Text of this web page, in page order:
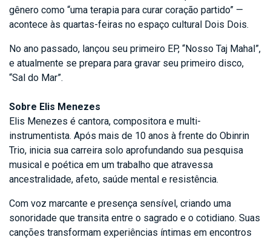
gênero como “uma terapia para curar coração partido” —
acontece às quartas-feiras no espaço cultural Dois Dois.
No ano passado, lançou seu primeiro EP, “Nosso Taj Mahal”,
e atualmente se prepara para gravar seu primeiro disco,
“Sal do Mar”.
Sobre Elis Menezes
Elis Menezes é cantora, compositora e multi-
instrumentista. Após mais de 10 anos à frente do Obinrin
Trio, inicia sua carreira solo aprofundando sua pesquisa
musical e poética em um trabalho que atravessa
ancestralidade, afeto, saúde mental e resistência.
Com voz marcante e presença sensível, criando uma
sonoridade que transita entre o sagrado e o cotidiano. Suas
canções transformam experiências íntimas em encontros